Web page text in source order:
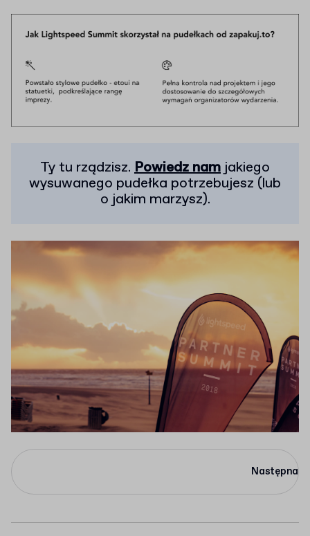
Ty tu rządzisz. Powiedz nam jakiego
wysuwanego pudełka potrzebujesz (lub
o jakim marzysz).
Następna